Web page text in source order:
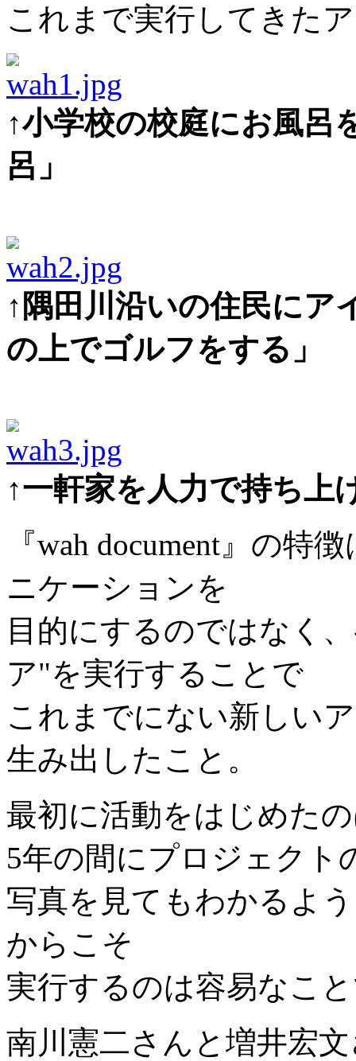
これまで実行してきた
↑小学校の校庭にお風呂
呂」
↑隅田川沿いの住民にア
の上でゴルフをする」
↑一軒家を人力で持ち上
『wah document』の特
ニケーションを
目的にするのではなく
ア"を実行することで
これまでにない新しい
生み出したこと。
最初に活動をはじめた
5年の間にプロジェクト
写真を見てもわかるよ
からこそ
実行するのは容易なこ
南川憲二さんと増井宏文